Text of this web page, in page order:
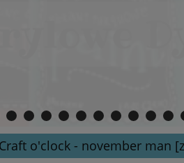
o'clock - november man